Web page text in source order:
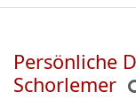
Persönliche
Schorlemer